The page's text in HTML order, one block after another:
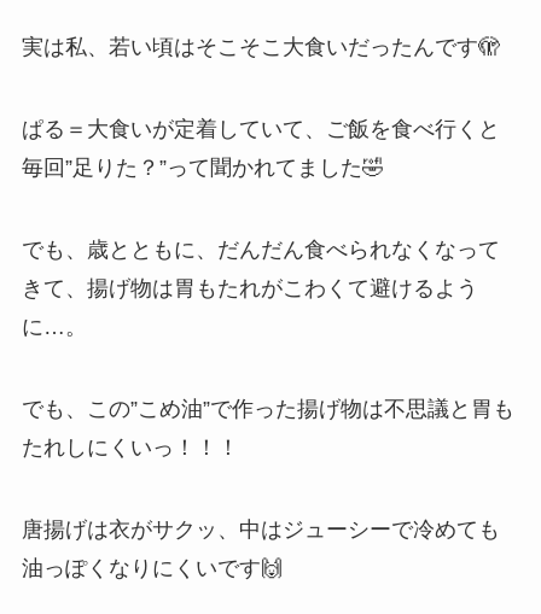
実は私、若い頃はそこそこ大食いだったんです🫣
ぱる＝大食いが定着していて、ご飯を食べ行くと
毎回”足りた？”って聞かれてました🤣
でも、歳とともに、だんだん食べられなくなって
きて、揚げ物は胃もたれがこわくて避けるよう
に…。
でも、この”こめ油”で作った揚げ物は不思議と胃も
たれしにくいっ！！！
唐揚げは衣がサクッ、中はジューシーで冷めても
油っぽくなりにくいです🙌